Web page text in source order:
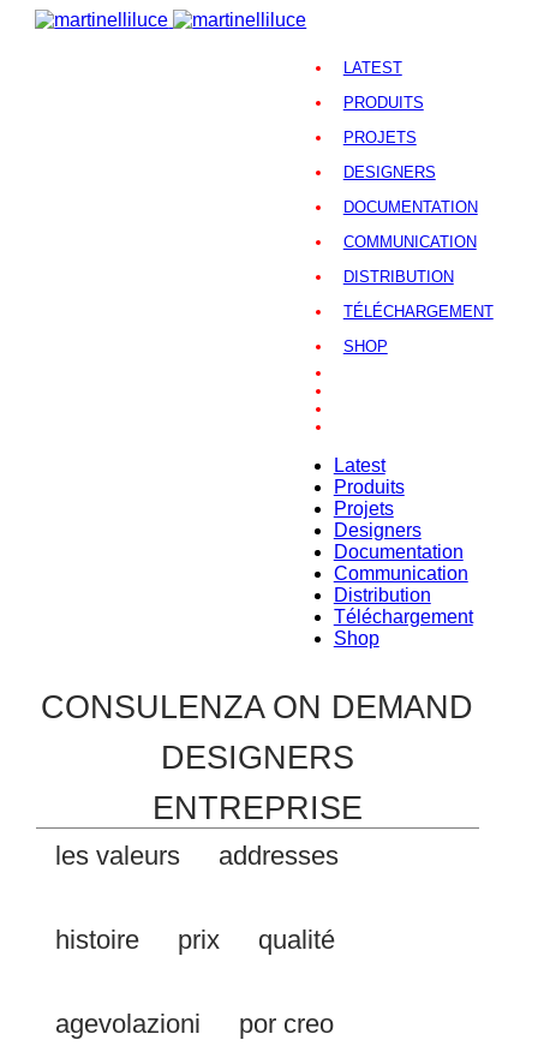
LATEST
PRODUITS
PROJETS
DESIGNERS
DOCUMENTATION
COMMUNICATION
DISTRIBUTION
TÉLÉCHARGEMENT
SHOP
Latest
Produits
Projets
Designers
Documentation
Communication
Distribution
Téléchargement
Shop
CONSULENZA ON DEMAND
DESIGNERS
ENTREPRISE
les valeurs addresses
histoire prix qualité
agevolazioni por creo